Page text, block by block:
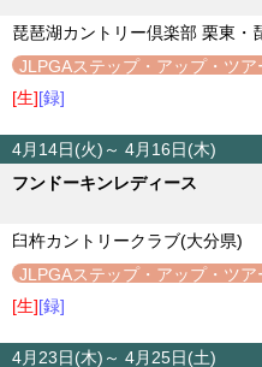
琵琶湖カントリー倶楽部 栗東・
JLPGAステップ・アップ・ツア
[生][録]
4月14日(火)～ 4月16日(木)
フンドーキンレディース
臼杵カントリークラブ(大分県)
JLPGAステップ・アップ・ツア
[生][録]
4月23日(木)～ 4月25日(土)